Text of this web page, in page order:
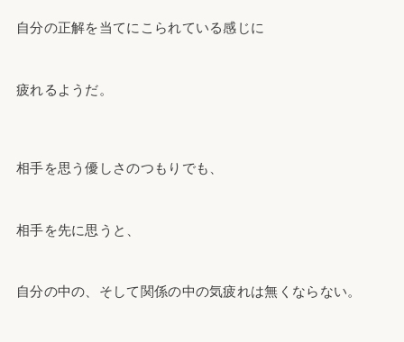
自分の正解を当てにこられている感じに
疲れるようだ。
相手を思う優しさのつもりでも、
相手を先に思うと、
自分の中の、そして関係の中の気疲れは無くならない。